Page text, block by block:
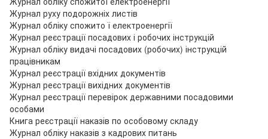
Журнал руху подорожніх листів
Журнал обліку спожито ї електроенергії
Журнал реєстрації посадових і робочих інструкцій
Журнал обліку видачі посадових (робочих) інструкцій
працівникам
Журнал реєстрації вхідних документів
Журнал реєстрації вихідних документів
Журнал реєстрації перевірок державними посадовими
особами
Книга реєстрації наказів по особовому складу
Журнал обліку наказів з кадрових питань